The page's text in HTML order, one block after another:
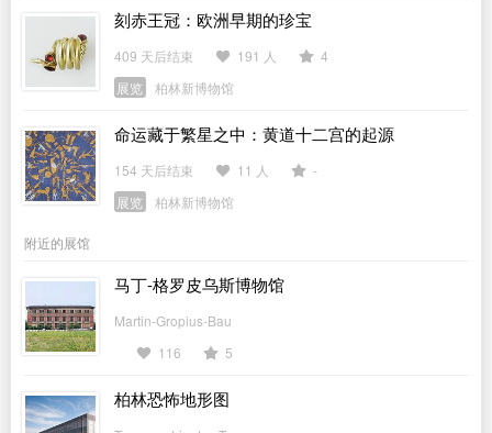
刻赤王冠：欧洲早期的珍宝
409 天后结束 191 人
4
展览
柏林新博物馆
命运藏于繁星之中：黄道十二宫的起源
154 天后结束 11 人
-
展览
柏林新博物馆
附近的展馆
马丁-格罗皮乌斯博物馆
Martin-Gropius-Bau
116
5
柏林恐怖地形图